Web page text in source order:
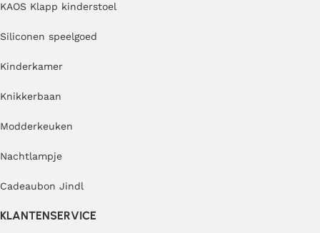
KAOS Klapp kinderstoel
Siliconen speelgoed
Kinderkamer
Knikkerbaan
Modderkeuken
Nachtlampje
Cadeaubon Jindl
KLANTENSERVICE